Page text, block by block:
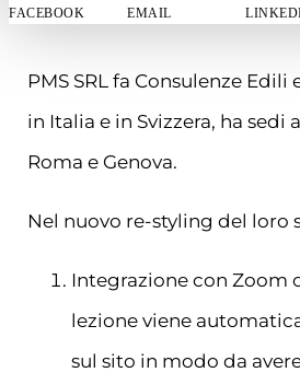
FACEBOOK EMAIL
PMS SRL fa Consulenze Edili
in Italia e in Svizzera, ha sedi
Roma e Genova.
Nel nuovo re-styling del loro
Integrazione con Zoom
lezione viene
sul sito in modo da